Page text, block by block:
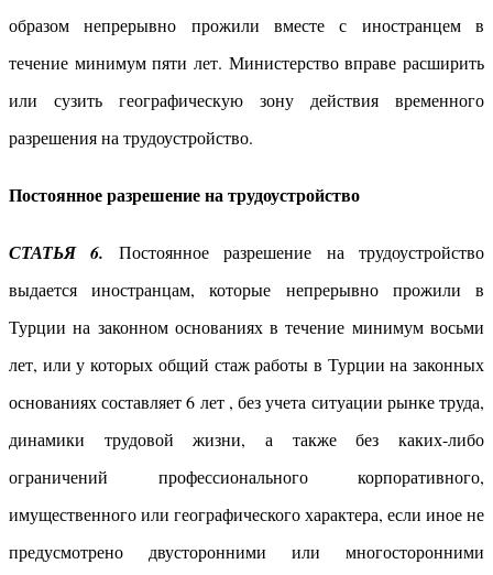
образом непрерывно прожили вместе с иностранцем в
течение минимум пяти лет. Министерство вправе расширить
или сузить географическую зону действия временного
разрешения на трудоустройство.
Постоянное разрешение на трудоустройство
СТАТЬЯ 6. Постоянное разрешение на трудоустройство
выдается иностранцам, которые непрерывно прожили в
Турции на законном основаниях в течение минимум восьми
лет, или у которых общий стаж работы в Турции на законных
основаниях составляет 6 лет , без учета ситуации рынке труда,
динамики трудовой жизни, а также без каких-либо
ограничений профессионального корпоративного,
имущественного или географического характера, если иное не
предусмотрено двусторонними или многосторонними